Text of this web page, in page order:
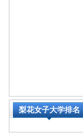
梨花女子大学排名